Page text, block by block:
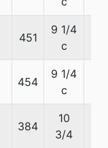
451
9 1/4
c
454
9 1/4
c
384
10
3/4